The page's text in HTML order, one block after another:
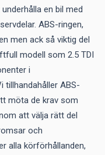
en bil med
ABS-ringen,
men ack så viktig del
modell som 2.5 TDI
i
tillhandahåller ABS-
möta de krav som
att välja rätt del
och
alla körförhållanden,